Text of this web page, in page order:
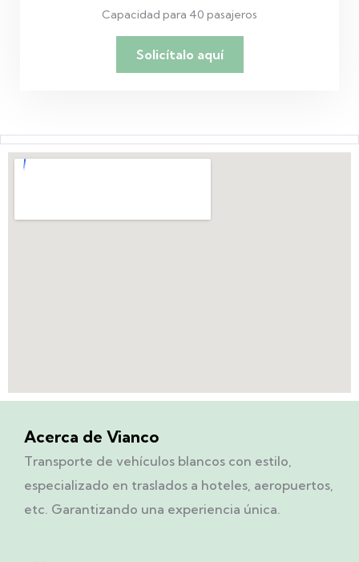
Capacidad para 40 pasajeros
Solicítalo aquí
Acerca de Vianco
Transporte de vehículos blancos con estilo,
especializado en traslados a hoteles, aeropuertos,
etc. Garantizando una experiencia única.